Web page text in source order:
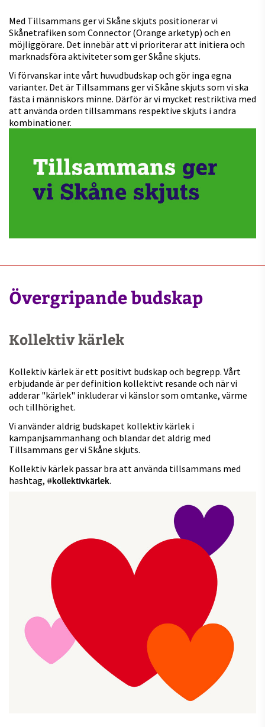
Med Tillsammans ger vi Skåne skjuts positionerar vi
Skånetrafiken som Connector (Orange arketyp) och en
möjliggörare. Det innebär att vi prioriterar att initiera och
marknadsföra aktiviteter som ger Skåne skjuts.
Vi förvanskar inte vårt huvudbudskap och gör inga egna
varianter. Det är Tillsammans ger vi Skåne skjuts som vi ska
fästa i människors minne. Därför är vi mycket restriktiva med
att använda orden tillsammans respektive skjuts i andra
kombinationer.
Övergripande budskap
Kollektiv kärlek
Kollektiv kärlek är ett positivt budskap och begrepp. Vårt
erbjudande är per definition kollektivt resande och när vi
adderar "kärlek" inkluderar vi känslor som omtanke, värme
och tillhörighet.
Vi använder aldrig budskapet kollektiv kärlek i
kampanjsammanhang och blandar det aldrig med
Tillsammans ger vi Skåne skjuts.
Kollektiv kärlek passar bra att använda tillsammans med
hashtag, #kollektivkärlek.